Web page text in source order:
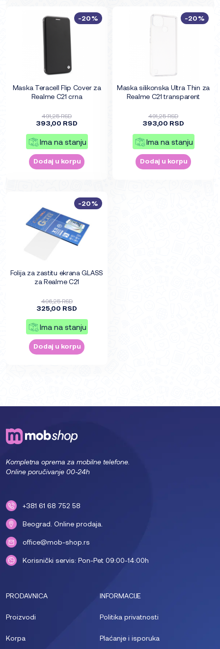
Maska Teracell Flip Cover za
Realme C21 crna
491,25 RSD
393,00 RSD
Ima na stanju
Dodaj u korpu
-20%
Maska silikonska Ultra Thin za
Realme C21 transparent
491,25 RSD
393,00 RSD
Ima na stanju
Dodaj u korpu
-20%
Folija za zastitu ekrana GLASS
za Realme C21
406,25 RSD
325,00 RSD
Ima na stanju
Dodaj u korpu
-20%
Kompletna oprema za mobilne telefone.
Online poručivanje 00-24h
+381 61 68 752 58
Beograd. Online prodaja.
office@mob-shop.rs
Korisnički servis: Pon-Pet 09:00-14:00h
PRODAVNICA
Proizvodi
Korpa
INFORMACIJE
Politika privatnosti
Plaćanje i isporuka